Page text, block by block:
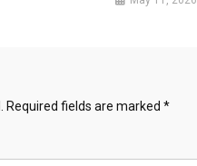
Required fields are marked *